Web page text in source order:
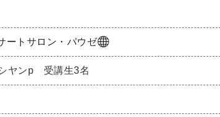
ートサロン・パウゼ
ヤンp 受講生3名